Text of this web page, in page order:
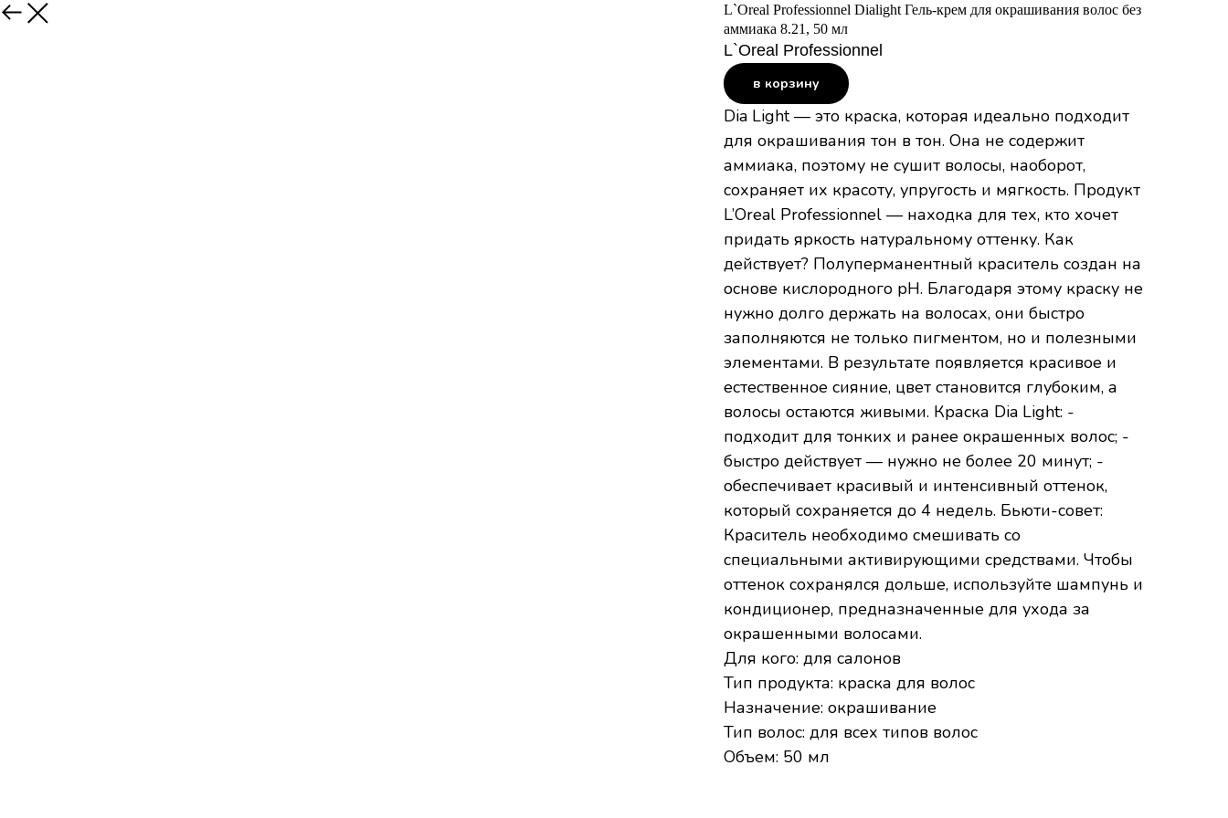
L`Oreal Professionnel Dialight Гель-крем для окрашивания волос без
аммиака 8.21, 50 мл
L`Oreal Professionnel
в корзину
Dia Light — это краска, которая идеально подходит
для окрашивания тон в тон. Она не содержит
аммиака, поэтому не сушит волосы, наоборот,
сохраняет их красоту, упругость и мягкость. Продукт
L’Oreal Professionnel — находка для тех, кто хочет
придать яркость натуральному оттенку. Как
действует? Полуперманентный краситель создан на
основе кислородного рН. Благодаря этому краску не
нужно долго держать на волосах, они быстро
заполняются не только пигментом, но и полезными
элементами. В результате появляется красивое и
естественное сияние, цвет становится глубоким, а
волосы остаются живыми. Краска Dia Light: -
подходит для тонких и ранее окрашенных волос; -
быстро действует — нужно не более 20 минут; -
обеспечивает красивый и интенсивный оттенок,
который сохраняется до 4 недель. Бьюти-совет:
Краситель необходимо смешивать со
специальными активирующими средствами. Чтобы
оттенок сохранялся дольше, используйте шампунь и
кондиционер, предназначенные для ухода за
окрашенными волосами.
Для кого: для салонов
Тип продукта: краска для волос
Назначение: окрашивание
Тип волос: для всех типов волос
Объем: 50 мл